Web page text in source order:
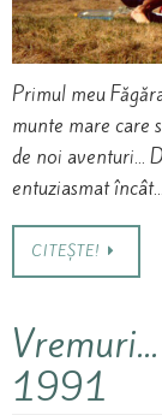
Primul meu
munte mare care
de noi aventuri…
entuziasmat încât…
CITEȘTE!
1991